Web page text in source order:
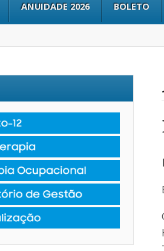
ANUIDADE 2026 BOLETO